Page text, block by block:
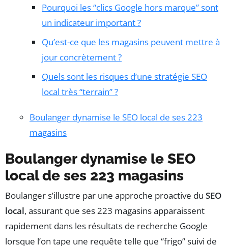
Pourquoi les “clics Google hors marque” sont
un indicateur important ?
Qu’est-ce que les magasins peuvent mettre à
jour concrètement ?
Quels sont les risques d’une stratégie SEO
local très “terrain” ?
Boulanger dynamise le SEO local de ses 223
magasins
Boulanger dynamise le SEO
local de ses 223 magasins
Boulanger s’illustre par une approche proactive du SEO
local, assurant que ses 223 magasins apparaissent
rapidement dans les résultats de recherche Google
lorsque l’on tape une requête telle que “frigo” suivi de